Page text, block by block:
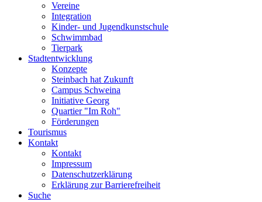
Vereine
Integration
Kinder- und Jugendkunstschule
Schwimmbad
Tierpark
Stadtentwicklung
Konzepte
Steinbach hat Zukunft
Campus Schweina
Initiative Georg
Quartier "Im Roh"
Förderungen
Tourismus
Kontakt
Kontakt
Impressum
Datenschutzerklärung
Erklärung zur Barrierefreiheit
Suche